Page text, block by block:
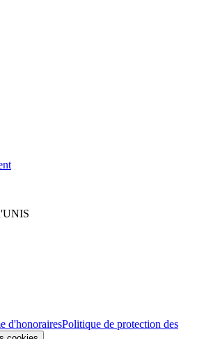
d'honorairesPolitique de protection des